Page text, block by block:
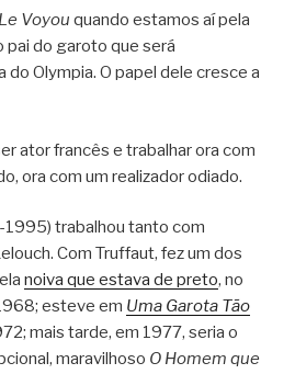
Le Voyou quando estamos aí pela
pai do garoto que será
Olympia. O papel dele cresce a
ator francês e trabalhar ora com
ora com um realizador odiado.
1995) trabalhou tanto com
Com Truffaut, fez um dos
noiva que estava de preto, no
esteve em Uma Garota Tão
mais tarde, em 1977, seria o
maravilhoso O Homem que